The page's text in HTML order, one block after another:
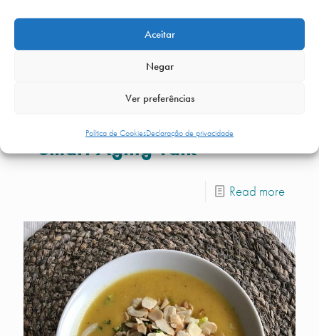
Aceitar
Negar
Ver preferências
Política de CookiesDeclaração de privacidade
Smart Aging Talk
Read more